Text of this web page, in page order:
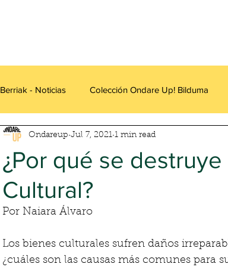
Berriak - Noticias Colección Ondare Up! Bilduma
¿Por qué se
Cultural?
Ondareup Jul 7, 2021 1 min read
Por Naiara Álvaro
Los bienes culturales sufren daños
¿cuáles son las causas más comunes para